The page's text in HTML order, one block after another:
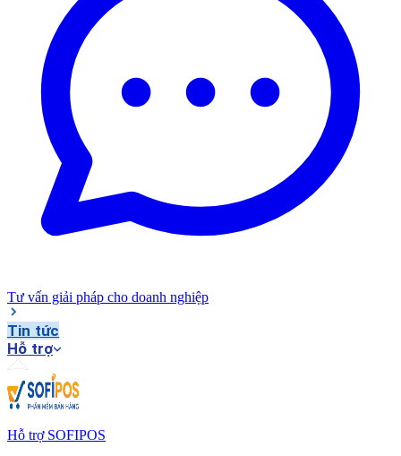
Tư vấn giải pháp cho doanh nghiệp
Tin tức
Hỗ trợ
Hỗ trợ SOFIPOS